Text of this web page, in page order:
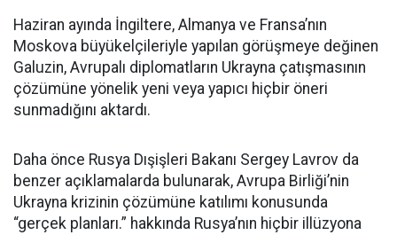
Haziran ayında İngiltere, Almanya ve Fransa’nın
Moskova büyükelçileriyle yapılan görüşmeye değinen
Galuzin, Avrupalı diplomatların Ukrayna çatışmasının
çözümüne yönelik yeni veya yapıcı hiçbir öneri
sunmadığını aktardı.
Daha önce Rusya Dışişleri Bakanı Sergey Lavrov da
benzer açıklamalarda bulunarak, Avrupa Birliği’nin
Ukrayna krizinin çözümüne katılımı konusunda
“gerçek planları.” hakkında Rusya’nın hiçbir illüzyona